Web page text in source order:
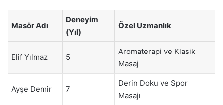
Masör Adı
Deneyim
(Yıl)
Özel Uzmanlık
Elif Yılmaz 5
Aromaterapi ve Klasik
Masaj
Ayşe Demir 7
Derin Doku ve Spor
Masajı